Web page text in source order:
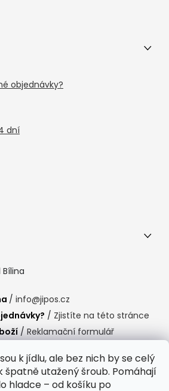
k jídlu, ale bez nich by se celý
špatně utažený šroub. Pomáhají
hladce – od košíku po
objednávky?
dní
Bílina
/ info@jipos.cz
/ Zjistíte na této stránce
/ Reklamační formulář